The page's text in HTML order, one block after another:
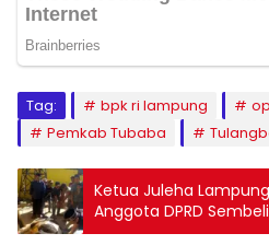
Tag: bpk ri lampung
Pemkab Tubaba
Ketua Juleha
Anggota DPRD
Kurban pada Iduladha